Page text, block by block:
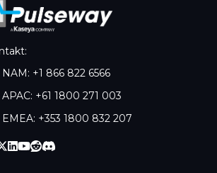
:
NAM: +1 866 822 6566
APAC: +61 1800 271 003
EMEA: +353 1800 832 207